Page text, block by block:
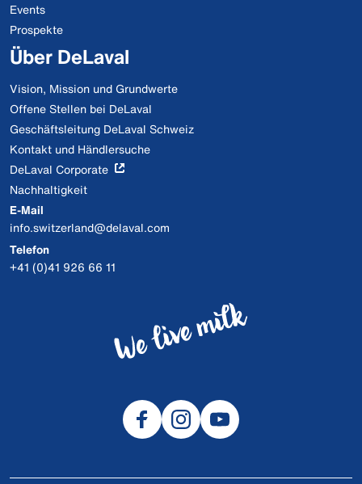
Events
Prospekte
Über DeLaval
Vision, Mission und Grundwerte
Offene Stellen bei DeLaval
Geschäftsleitung DeLaval Schweiz
Kontakt und Händlersuche
DeLaval Corporate
Nachhaltigkeit
E-Mail
info.switzerland@delaval.com
Telefon
+41 (0)41 926 66 11